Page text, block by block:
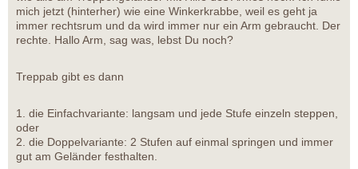
mich jetzt (hinterher) wie eine Winkerkrabbe, weil es geht ja
immer rechtsrum und da wird immer nur ein Arm gebraucht. Der
rechte. Hallo Arm, sag was, lebst Du noch?
Treppab gibt es dann
1. die Einfachvariante: langsam und jede Stufe einzeln steppen,
oder
2. die Doppelvariante: 2 Stufen auf einmal springen und immer
gut am Geländer festhalten.